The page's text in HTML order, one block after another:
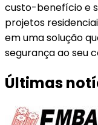
custo-benefício e
projetos
em uma solução
segurança ao seu
Últimas